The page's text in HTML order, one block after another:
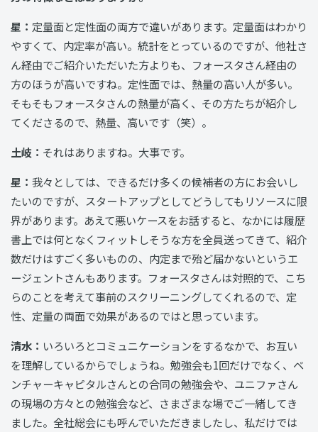
星： 定量面と定性面の両方で違いがあります。定量面はわかり
やすくて、内定率が高い。統計をとっているのですが、他社さ
ん経由でご紹介いただいた方よりも、フォースタさん経由の
方のほうが高いですね。定性面では、熱量の高い人が多い。
そもそもフォースタさんの熱量が高く、その方たちが紹介し
てくださるので、熱量、高いです（笑）。
土岐： それはありますね。大事です。
星： 我々としては、できるだけ多くの候補者の方にお会いし
たいのですが、スタートアップとしてどうしてもリソースに限
界があります。あえて悪いケースをお話すると、なかには履歴
書上では何となくフィットしそうな方を全員送ってきて、紹介
数だけはすごく多いものの、内定まで殆ど届かないというエ
ージェントさんもあります。フォースタさんは対照的で、こち
らのことを考えて事前のスクリーニングしてくれるので、定
性、定量の両面で効果があるのではと思っています。
清水： いろいろとコミュニケーションをするなかで、お互い
を理解しているからでしょうね。勉強会も1回だけでなく、ベ
ンチャーキャピタルさんとの合同の勉強会や、ユニファさん
の現場の方々との勉強会など、さまざまな場でご一緒してき
ました。全社総会にも呼んでいただきましたし、私だけでは